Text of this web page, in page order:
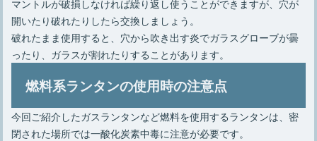
マントルが破損しなければ繰り返し使うことができますが、穴が
開いたり破れたりしたら交換しましょう。
破れたまま使用すると、穴から吹き出す炎でガラスグローブが曇
ったり、ガラスが割れたりすることがあります。
燃料系ランタンの使用時の注意点
今回ご紹介したガスランタンなど燃料を使用するランタンは、密
閉された場所では一酸化炭素中毒に注意が必要です。